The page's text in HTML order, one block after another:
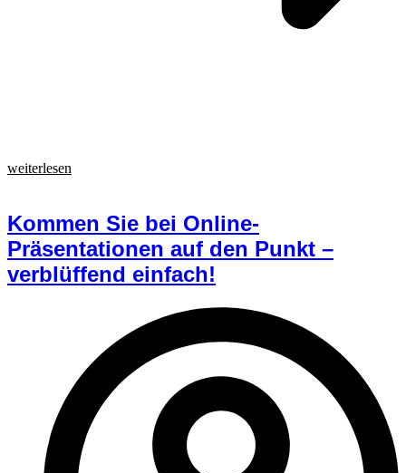
weiterlesen
Kommen Sie bei Online-
Präsentationen auf den Punkt –
verblüffend einfach!